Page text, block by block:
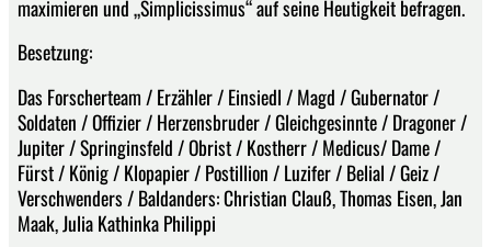
maximieren und „Simplicissimus“ auf seine Heutigkeit befragen.
Besetzung:
Das Forscherteam / Erzähler / Einsiedl / Magd / Gubernator /
Soldaten / Offizier / Herzensbruder / Gleichgesinnte / Dragoner /
Jupiter / Springinsfeld / Obrist / Kostherr / Medicus/ Dame /
Fürst / König / Klopapier / Postillion / Luzifer / Belial / Geiz /
Verschwenders / Baldanders: Christian Clauß, Thomas Eisen, Jan
Maak, Julia Kathinka Philippi